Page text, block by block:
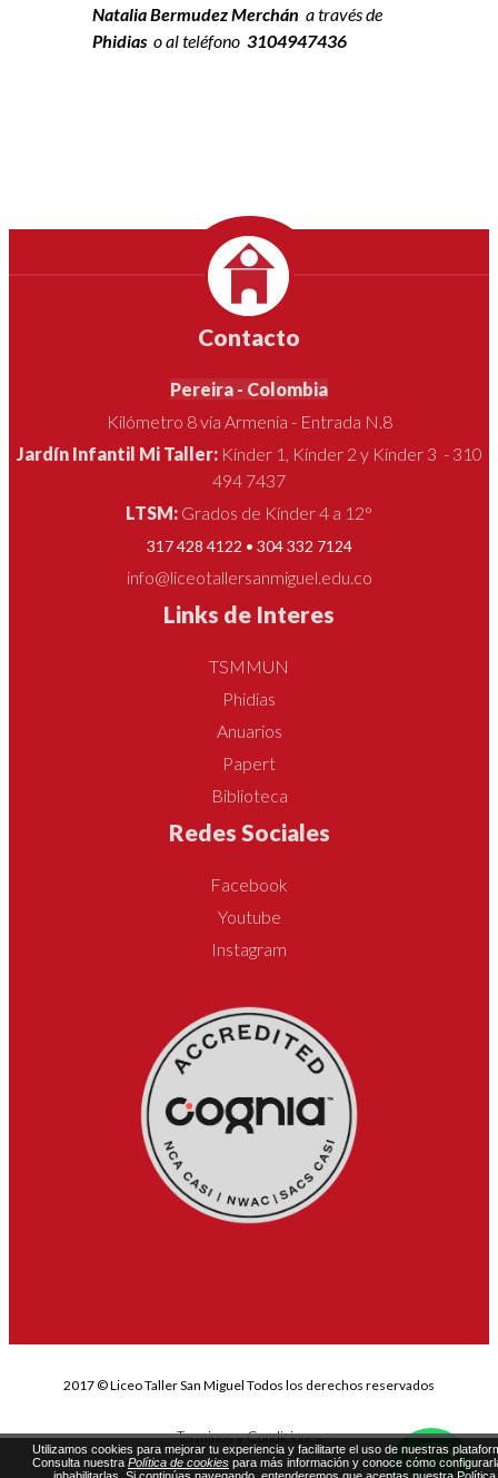
Natalia Bermudez Merchán a través de
Phidias o al teléfono 3104947436
Contacto
Pereira - Colombia
Kilómetro 8 vía Armenia - Entrada N.8
Jardín Infantil Mi Taller: Kínder 1, Kínder 2 y Kínder 3 - 310
494 7437
LTSM: Grados de Kínder 4 a 12°
317 428 4122 • 304 332 7124
info@liceotallersanmiguel.edu.co
Links de Interes
TSMMUN
Phidias
Anuarios
Papert
Biblioteca
Redes Sociales
Facebook
Youtube
Instagram
2017 © Liceo Taller San Miguel Todos los derechos reservados
Terminos y Condiciones
Utilizamos cookies para mejorar tu experiencia y facilitarte el uso de nuestras
Consulta nuestra Política de cookies para más información y conoce cómo